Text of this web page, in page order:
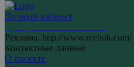
Личный кабинет
Реклама. http://www.reebok.com/
Контактные данные
О проекте